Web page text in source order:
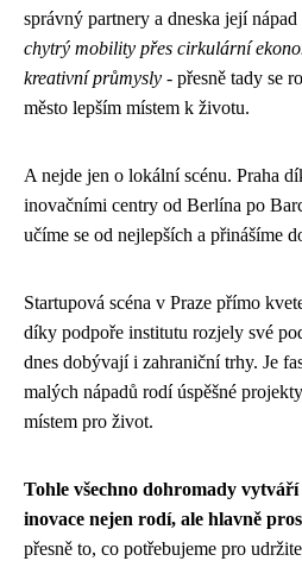
správný partnery a dneska její
chytrý mobility přes cirkulární
kreativní průmysly - přesně tady se
město lepším místem k životu.
A nejde jen o lokální scénu. Praha
inovačními centry od Berlína po
učíme se od nejlepších a přinášíme
Startupová scéna v Praze přímo
díky podpoře institutu rozjely své
dnes dobývají i zahraniční trhy. Je
malých nápadů rodí úspěšné
místem pro život.
Tohle všechno dohromady vytváří
inovace nejen rodí, ale hlavně
přesně to, co potřebujeme pro